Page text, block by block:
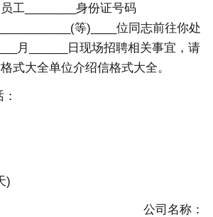
工________身份证号码
等)____位同志前往你处
月______日现场招聘相关事宜，请
式大全单位介绍信格式大全。
)
公司名称：